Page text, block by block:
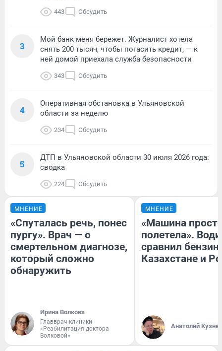
443 Обсудить
3
Мой банк меня бережет. Журналист хотела
снять 200 тысяч, чтобы погасить кредит, — к
ней домой приехала служба безопасности
343 Обсудить
4
Оперативная обстановка в Ульяновской
области за неделю
234 Обсудить
5
ДТП в Ульяновской области 30 июля 2026 года:
сводка
224 Обсудить
МНЕНИЕ
«Спуталась речь, понес
пургу». Врач — о
смертельном диагнозе,
который сложно
обнаружить
Ирина Волкова
Главврач клиники
«Реабилитация доктора
Волковой»
МНЕНИЕ
«Машина
полетела».
сравнил бензин
Казахстане и
Анатолий